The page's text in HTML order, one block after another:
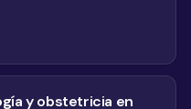
y obstetricia en